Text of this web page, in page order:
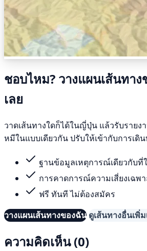
ชอบไหม? วางแผนเส้นทา
เลย
วาดเส้นทางใดก็ได้ในญี่ปุ่น แล้วรับราย
หมีในแบบเดียวกัน ปรับให้เข้ากับการเดิ
ฐานข้อมูลเหตุการณ์เดียวกับที่
การคาดการณ์ความเสี่ยงเฉพ
ฟรี ทันที ไม่ต้องสมัคร
วางแผนเส้นทางของฉัน ดูเส้นทางอื่นเพิ่ม
ความคิดเห็น (0)